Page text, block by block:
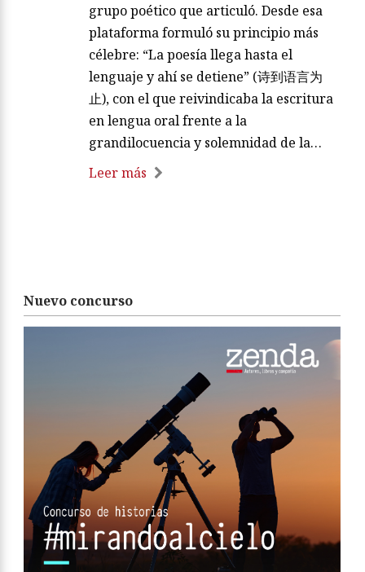
grupo poético que articuló. Desde esa
plataforma formuló su principio más
célebre: “La poesía llega hasta el
lenguaje y ahí se detiene” (诗到语言为
止), con el que reivindicaba la escritura
en lengua oral frente a la
grandilocuencia y solemnidad de la…
Leer más
Nuevo concurso